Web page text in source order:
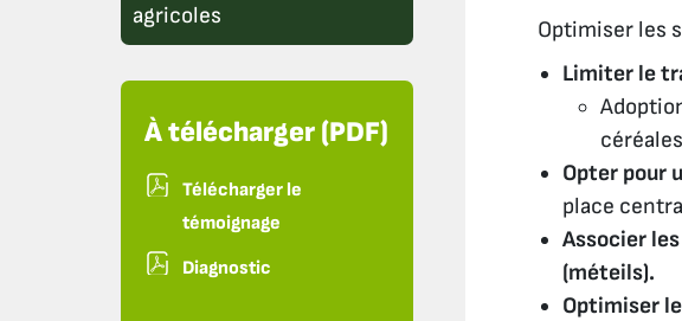
agricoles
À télécharger (PDF)
Télécharger le
témoignage
Diagnostic
Optimiser les
Limiter le
Opter pour
place
Associer
(méteils).
Optimiser